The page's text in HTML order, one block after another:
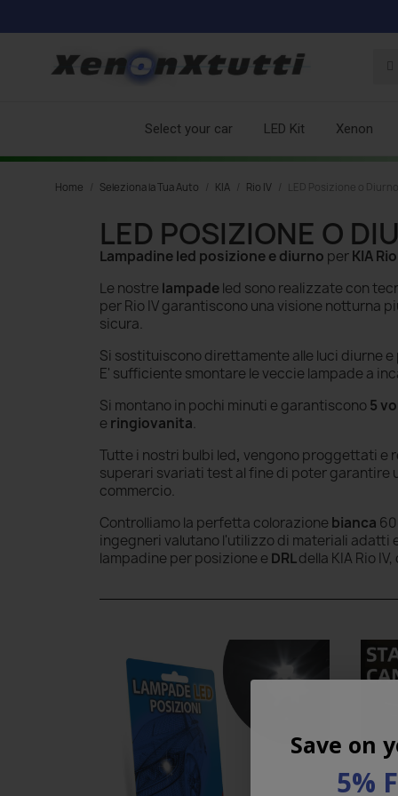
Select your car LED Kit Xenon
Home Seleziona la Tua Auto KIA Rio IV LED Posizione o Diurno
LED POSIZIONE O
Lampadine led posizione e diurno perKIA
Le nostre lampadeled sono realizzate con
per Rio IVgarantiscono una visione notturna
sicura.
Si sostituiscono direttamente alle luci diurne
E' sufficiente smontare le veccie lampade a
Si montano in pochi minuti e garantiscono5
e ringiovanita.
Tutte i nostri bulbi led, vengono proggettati e
superari svariati test al fine di poter garantire
commercio.
Controlliamo la perfetta colorazione bianca
ingegneri valutano l'utilizzo di materiali adatti
lampadine per posizione e DRLdella KIA Rio
Save on
5%